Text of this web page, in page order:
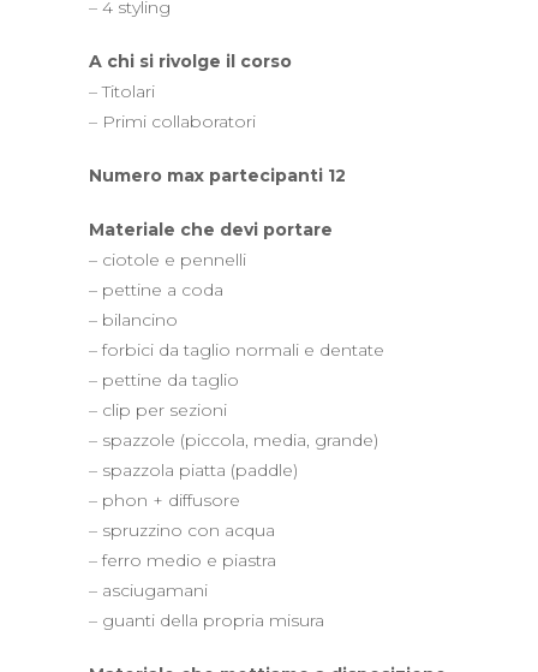
– 4 styling
A chi si rivolge il corso
– Titolari
– Primi collaboratori
Numero max partecipanti 12
Materiale che devi portare
– ciotole e pennelli
– pettine a coda
– bilancino
– forbici da taglio normali e dentate
– pettine da taglio
– clip per sezioni
– spazzole (piccola, media, grande)
– spazzola piatta (paddle)
– phon + diffusore
– spruzzino con acqua
– ferro medio e piastra
– asciugamani
– guanti della propria misura